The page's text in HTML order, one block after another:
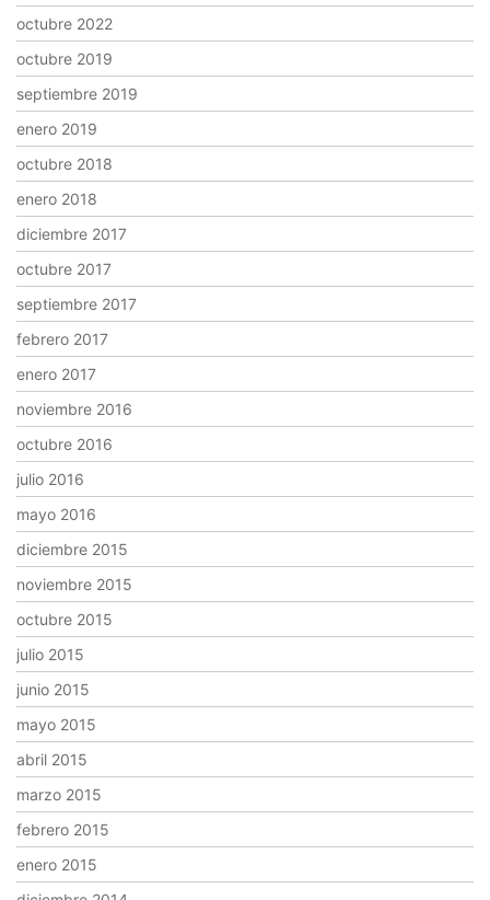
octubre 2022
octubre 2019
septiembre 2019
enero 2019
octubre 2018
enero 2018
diciembre 2017
octubre 2017
septiembre 2017
febrero 2017
enero 2017
noviembre 2016
octubre 2016
julio 2016
mayo 2016
diciembre 2015
noviembre 2015
octubre 2015
julio 2015
junio 2015
mayo 2015
abril 2015
marzo 2015
febrero 2015
enero 2015